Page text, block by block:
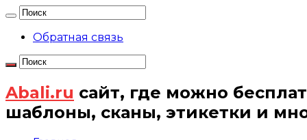
Обратная связь
Abali.ru сайт, где можно
шаблоны, сканы, этикетки и